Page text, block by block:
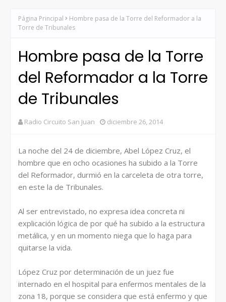
Página Principal
Hombre pasa de la Torre del Reformador a la
Torre de Tribunales
Hombre pasa de la Torre
del Reformador a la Torre
de Tribunales
Radio Circuito San Juan diciembre 26, 2014
La noche del 24 de diciembre, Abel López Cruz, el
hombre que en ocho ocasiones ha subido a la Torre
del Reformador, durmió en la carceleta de otra torre,
en este la de Tribunales.
Al ser entrevistado, no expresa idea concreta ni
explicación lógica de por qué ha subido a la estructura
metálica, y en un momento niega que lo haga para
quitarse la vida.
López Cruz por determinación de un juez fue
internado en el hospital para enfermos mentales de la
zona 18, porque se considera que está enfermo y que